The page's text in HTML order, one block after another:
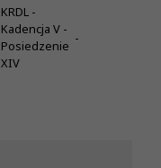
KRDL -
Kadencja V -
Posiedzenie
XIV
-